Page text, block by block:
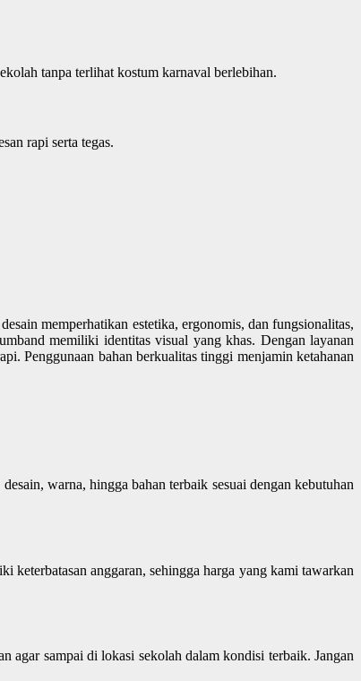
tanpa terlihat kostum karnaval berlebihan.
rapi serta tegas.
memperhatikan estetika, ergonomis, dan fungsionalitas,
memiliki identitas visual yang khas. Dengan layanan
Penggunaan bahan berkualitas tinggi menjamin ketahanan
warna, hingga bahan terbaik sesuai dengan kebutuhan
anggaran, sehingga harga yang kami tawarkan
agar sampai di lokasi sekolah dalam kondisi terbaik. Jangan